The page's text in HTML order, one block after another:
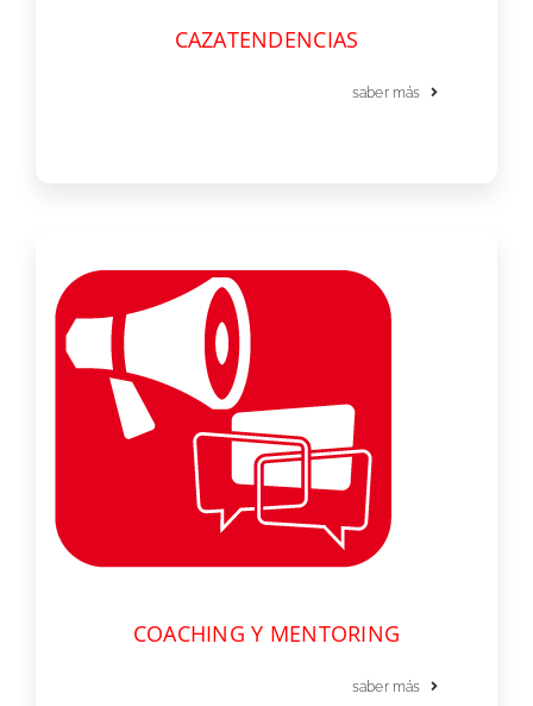
CAZATENDENCIAS
saber más
COACHING Y MENTORING
saber más